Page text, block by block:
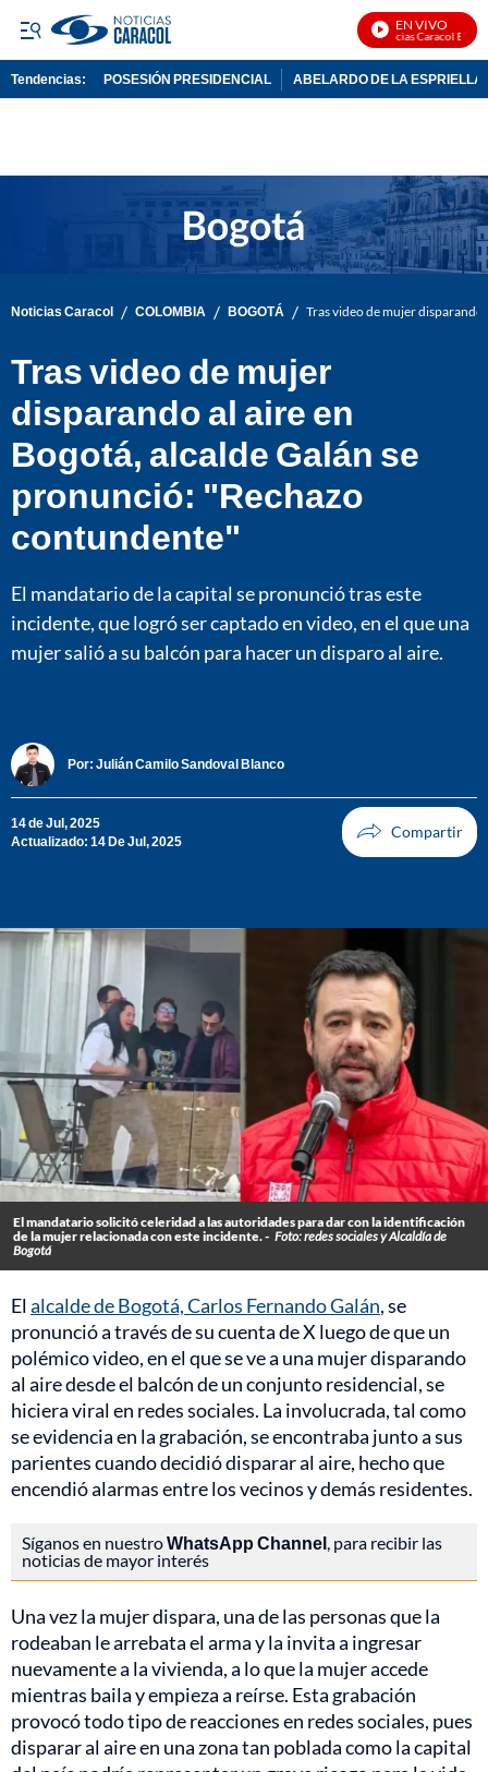
EN VIVO
Noticias Caracol En Vivo
Tendencias: POSESIÓN PRESIDENCIAL ABELARDO DE LA ESPRIELLA
Noticias Caracol / COLOMBIA / BOGOTÁ / Tras video de mujer
Tras video de mujer
disparando al aire en
Bogotá, alcalde Galán se
pronunció: "Rechazo
contundente"
El mandatario de la capital se pronunció tras este
incidente, que logró ser captado en video, en el que una
mujer salió a su balcón para hacer un disparo al aire.
Por: Julián Camilo Sandoval Blanco
14 de Jul, 2025
Actualizado: 14 De Jul, 2025
El mandatario solicitó celeridad a las autoridades para dar con la identificación
de la mujer relacionada con este incidente. - Foto: redes sociales y Alcaldía de
Bogotá
Elalcalde de Bogotá, Carlos Fernando Galán, se
pronunció a través de su cuenta de X luego de que un
polémico video, en el que se ve a una mujer disparando
al aire desde el balcón de un conjunto residencial, se
hiciera viral en redes sociales. La involucrada, tal como
se evidencia en la grabación, se encontraba junto a sus
parientes cuando decidió disparar al aire, hecho que
encendió alarmas entre los vecinos y demás residentes.
Síganos en nuestroWhatsApp Channel, para recibir las
noticias de mayor interés
Una vez la mujer dispara, una de las personas que la
rodeaban le arrebata el arma y la invita a ingresar
nuevamente a la vivienda, a lo que la mujer accede
mientras baila y empieza a reírse. Esta grabación
provocó todo tipo de reacciones en redes sociales, pues
disparar al aire en una zona tan poblada como la capital